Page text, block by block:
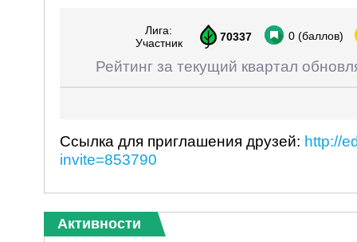
Лига:
Участник
70337 0 (баллов)
Рейтинг за текущий квартал
Ссылка для приглашения друзей: http://
invite=853790
Активности